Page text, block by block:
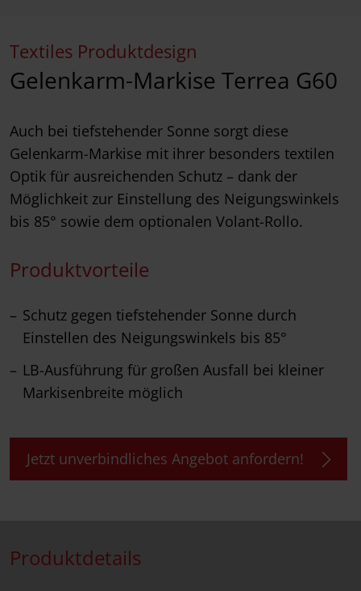
Textiles Produktdesign
Gelenkarm-Markise Terrea G60
Auch bei tiefstehender Sonne sorgt diese
Gelenkarm-Markise mit ihrer besonders textilen
Optik für ausreichenden Schutz – dank der
Möglichkeit zur Einstellung des Neigungswinkels
bis 85° sowie dem optionalen Volant-Rollo.
Produktvorteile
Schutz gegen tiefstehender Sonne durch
Einstellen des Neigungswinkels bis 85°
LB-Ausführung für großen Ausfall bei kleiner
Markisenbreite möglich
Jetzt unverbindliches Angebot anfordern!
Produktdetails